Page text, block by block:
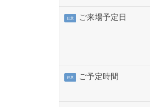
任意 ご来場予定日
任意 ご予定時間